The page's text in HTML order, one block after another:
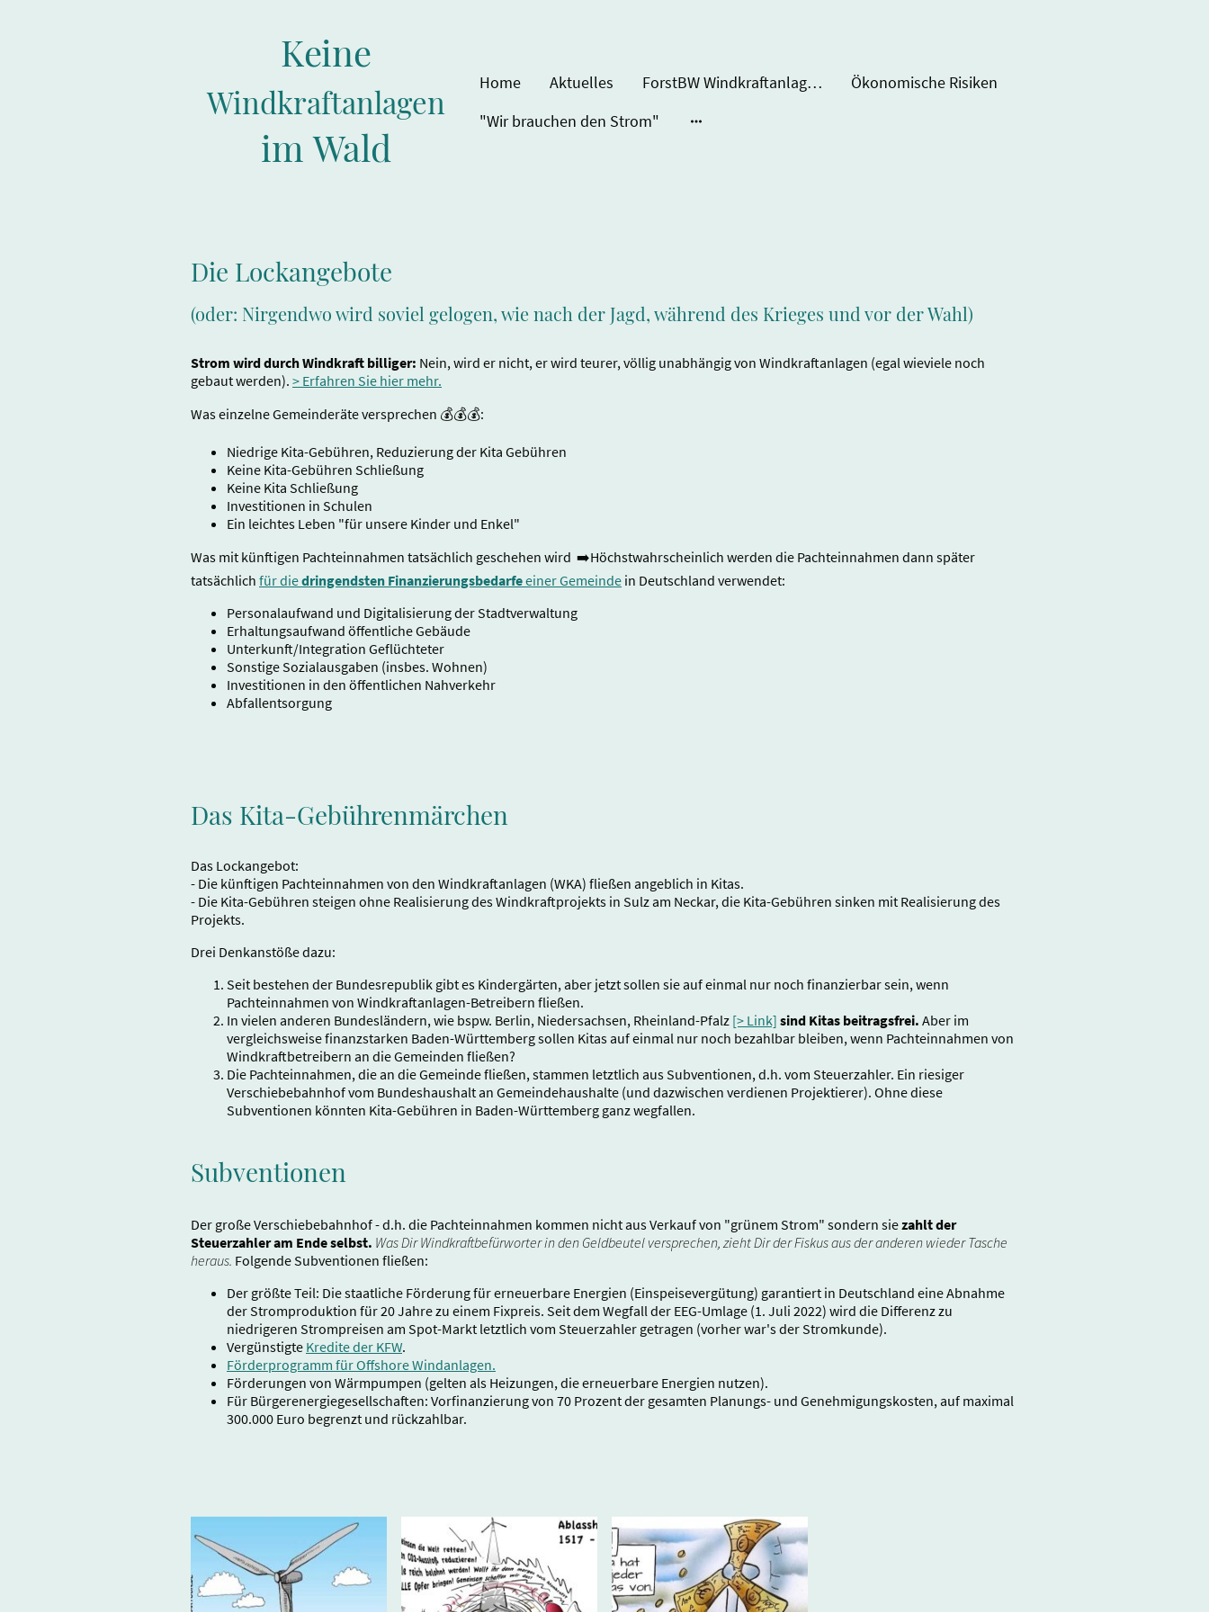
Keine
Windkraftanlagen
im Wald
Home Aktuelles ForstBW Windkraftanlagen im Staatsforst
Ökonomische Risiken
"Wir brauchen den Strom"
Die Lockangebote
(oder: Nirgendwo wird soviel gelogen, wie nach der Jagd, während des Krieges und vor der Wahl)
Strom wird durch Windkraft billiger: Nein, wird er nicht, er wird teurer, völlig unabhängig von Windkraftanlagen (egal wieviele noch
gebaut werden). > Erfahren Sie hier mehr.
Was einzelne Gemeinderäte versprechen 💰💰💰:
Niedrige Kita-Gebühren, Reduzierung der Kita Gebühren
Keine Kita-Gebühren Schließung
Keine Kita Schließung
Investitionen in Schulen
Ein leichtes Leben "für unsere Kinder und Enkel"
Was mit künftigen Pachteinnahmen tatsächlich geschehen wird ➡️Höchstwahrscheinlich werden die Pachteinnahmen dann später
tatsächlich für diedringendsten Finanzierungsbedarfeeiner Gemeinde in Deutschland verwendet:
Personalaufwand und Digitalisierung der Stadtverwaltung
Erhaltungsaufwand öffentliche Gebäude
Unterkunft/Integration Geflüchteter
Sonstige Sozialausgaben (insbes. Wohnen)
Investitionen in den öffentlichen Nahverkehr
Abfallentsorgung
Das Kita-Gebührenmärchen
Das Lockangebot:
- Die künftigen Pachteinnahmen von den Windkraftanlagen (WKA) fließen angeblich in Kitas.
- Die Kita-Gebühren steigen ohne Realisierung des Windkraftprojekts in Sulz am Neckar, die Kita-Gebühren sinken mit Realisierung des
Projekts.
Drei Denkanstöße dazu:
Seit bestehen der Bundesrepublik gibt es Kindergärten, aber jetzt sollen sie auf einmal nur noch finanzierbar sein, wenn
Pachteinnahmen von Windkraftanlagen-Betreibern fließen.
In vielen anderen Bundesländern, wie bspw. Berlin, Niedersachsen, Rheinland-Pfalz [> Link] sind Kitas beitragsfrei. Aber im
vergleichsweise finanzstarken Baden-Württemberg sollen Kitas auf einmal nur noch bezahlbar bleiben, wenn Pachteinnahmen von
Windkraftbetreibern an die Gemeinden fließen?
Die Pachteinnahmen, die an die Gemeinde fließen, stammen letztlich aus Subventionen, d.h. vom Steuerzahler. Ein riesiger
Verschiebebahnhof vom Bundeshaushalt an Gemeindehaushalte (und dazwischen verdienen Projektierer). Ohne diese
Subventionen könnten Kita-Gebühren in Baden-Württemberg ganz wegfallen.
Subventionen
Der große Verschiebebahnhof - d.h. die Pachteinnahmen kommen nicht aus Verkauf von "grünem Strom" sondern siezahlt der
Steuerzahler am Ende selbst. Was Dir Windkraftbefürworter in den Geldbeutel versprechen, zieht Dir der Fiskus aus der anderen wieder Tasche
heraus. Folgende Subventionen fließen:
Der größte Teil: Die staatliche Förderung für erneuerbare Energien (Einspeisevergütung) garantiert in Deutschland eine Abnahme
der Stromproduktion für 20 Jahre zu einem Fixpreis. Seit dem Wegfall der EEG-Umlage (1. Juli 2022) wird die Differenz zu
niedrigeren Strompreisen am Spot-Markt letztlich vom Steuerzahler getragen (vorher war's der Stromkunde).
Vergünstigte Kredite der KFW.
Förderprogramm für Offshore Windanlagen.
Förderungen von Wärmpumpen (gelten als Heizungen, die erneuerbare Energien nutzen).
Für Bürgerenergiegesellschaften: Vorfinanzierung von 70 Prozent der gesamten Planungs- und Genehmigungskosten, auf maximal
300.000 Euro begrenzt und rückzahlbar.